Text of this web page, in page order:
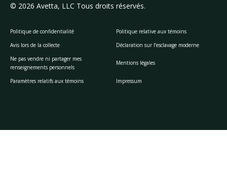
© 2026 Avetta, LLC Tous droits réservés.
Politique de confidentialité
Politique relative aux témoins
Avis lors de la collecte
Déclaration sur l’esclavage moderne
Ne pas vendre ni partager mes
renseignements personnels
Mentions légales
Paramètres relatifs aux témoins Impressum